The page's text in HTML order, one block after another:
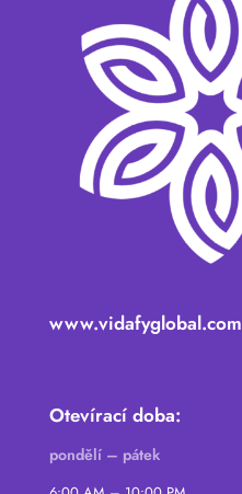
www.vidafyglobal.com
Otevírací doba:
pondělí – pátek